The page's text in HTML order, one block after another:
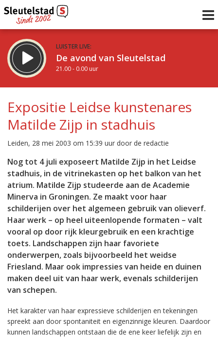
LUISTER LIVE:
De avond van Sleutelstad
21.00 - 0.00 uur
De nacht van Sleutelstad
0.00 - 6.00 uur
Vorig uur
uur 1 van 0
Inklappen
Expositie Leidse kunstenares
Matilde Zijp in stadhuis
Leiden, 28 mei 2003 om 15:39 uur door de redactie
Nog tot 4 juli exposeert Matilde Zijp in het Leidse
stadhuis, in de vitrinekasten op het balkon van het
atrium. Matilde Zijp studeerde aan de Academie
Minerva in Groningen. Ze maakt voor haar
schilderijen over het algemeen gebruik van olieverf.
Haar werk – op heel uiteenlopende formaten – valt
vooral op door rijk kleurgebruik en een krachtige
toets. Landschappen zijn haar favoriete
onderwerpen, zoals bijvoorbeeld het weidse
Friesland. Maar ook impressies van heide en duinen
maken deel uit van haar werk, evenals schilderijen
van schepen.
Het karakter van haar expressieve schilderijen en tekeningen
spreekt aan door spontaniteit en eigenzinnige kleuren. Daardoor
kunnen landschappen ontstaan die de ene keer liefelijk zijn en